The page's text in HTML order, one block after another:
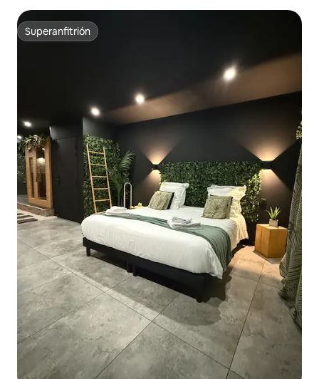
Superanfitrión
Superanfitrión